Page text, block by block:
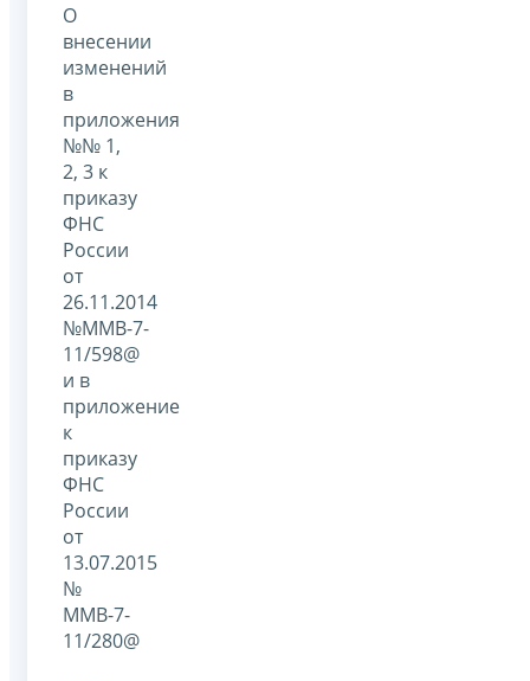
О
внесении
изменений
в
приложения
№№ 1,
2, 3 к
приказу
ФНС
России
от
26.11.2014
№ММВ-7-
11/598@
и в
приложение
к
приказу
ФНС
России
от
13.07.2015
№
ММВ-7-
11/280@